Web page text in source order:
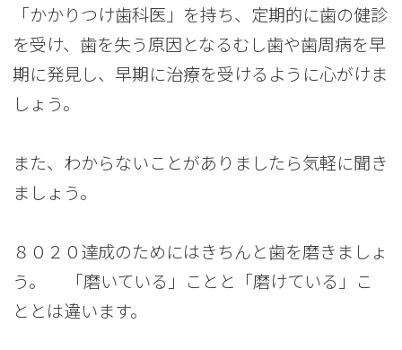
「かかりつけ歯科医」を持ち、定期的に歯の健診
を受け、歯を失う原因となるむし歯や歯周病を早
期に発見し、早期に治療を受けるように心がけま
しょう。
また、わからないことがありましたら気軽に聞き
ましょう。
８０２０達成のためにはきちんと歯を磨きましょ
う。 「磨いている」ことと「磨けている」こ
ととは違います。